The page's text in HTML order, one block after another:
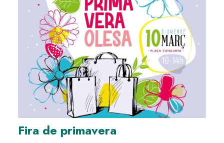
Fira de primavera